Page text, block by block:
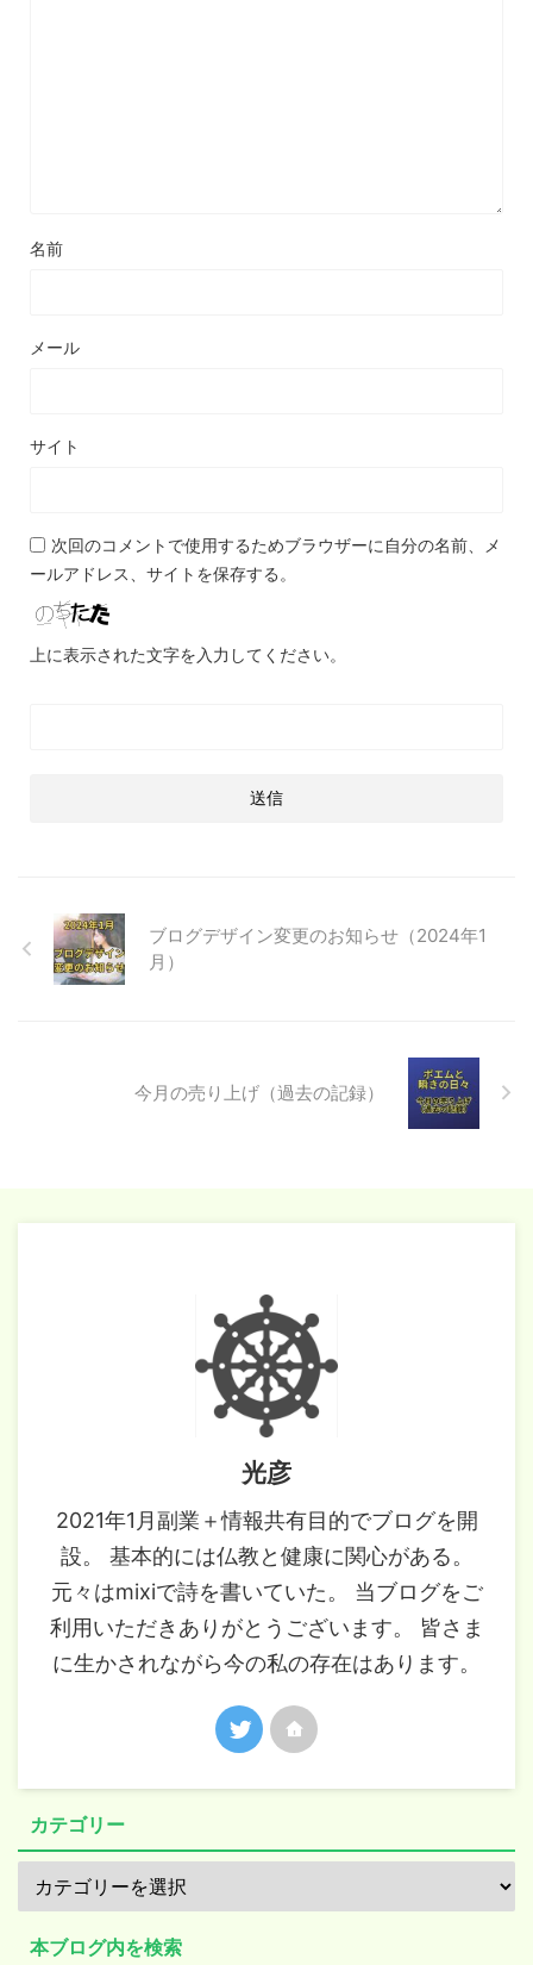
名前
メール
サイト
次回のコメントで使用するためブラウザーに自分の名前、メ
ールアドレス、サイトを保存する。
上に表示された文字を入力してください。
ブログデザイン変更のお知らせ（2024年1
月）
今月の売り上げ（過去の記録）
光彦
2021年1月副業＋情報共有目的でブログを開
設。 基本的には仏教と健康に関心がある。
元々はmixiで詩を書いていた。 当ブログをご
利用いただきありがとうございます。 皆さま
に生かされながら今の私の存在はあります。
カテゴリー
本ブログ内を検索